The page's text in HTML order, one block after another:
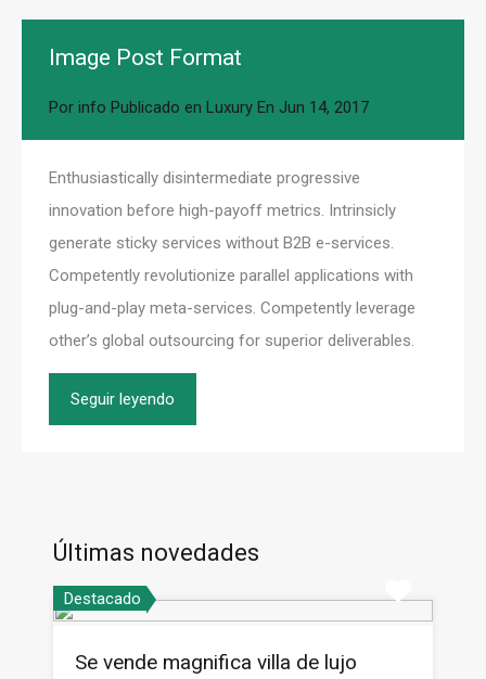
Image Post Format
Por info Publicado en Luxury En Jun 14, 2017
Enthusiastically disintermediate progressive
innovation before high-payoff metrics. Intrinsicly
generate sticky services without B2B e-services.
Competently revolutionize parallel applications with
plug-and-play meta-services. Competently leverage
other’s global outsourcing for superior deliverables.
Seguir leyendo
Últimas novedades
Destacado
Se vende magnifica villa de lujo